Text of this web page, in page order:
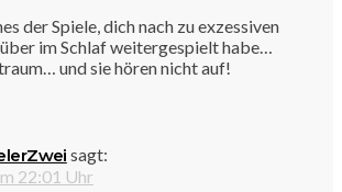
der Spiele, dich nach zu exzessiven
im Schlaf weitergespielt habe…
und sie hören nicht auf!
sagt:
22:01 Uhr